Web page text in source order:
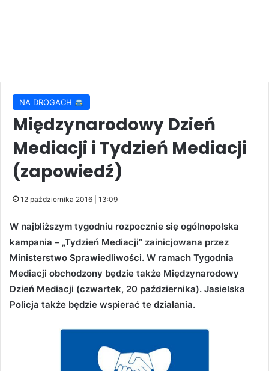
NA DROGACH
Międzynarodowy Dzień
Mediacji i Tydzień Mediacji
(zapowiedź)
12 października 2016 | 13:09
W najbliższym tygodniu rozpocznie się ogólnopolska
kampania – „Tydzień Mediacji” zainicjowana przez
Ministerstwo Sprawiedliwości. W ramach Tygodnia
Mediacji obchodzony będzie także Międzynarodowy
Dzień Mediacji (czwartek, 20 października). Jasielska
Policja także będzie wspierać te działania.